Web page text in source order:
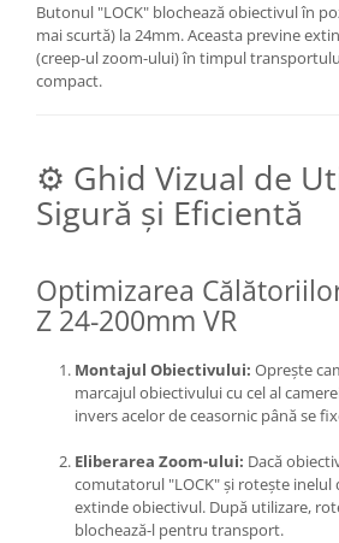
Butonul "LOCK" blochează obiectivul în
mai scurtă) la 24mm. Aceasta previne
(creep-ul zoom-ului) în timpul
compact.
⚙️ Ghid Vizual de
Sigură și Eficientă
Optimizarea
Z 24-200mm VR
Montajul Obiectivului: Oprește
marcajul obiectivului cu cel al
invers acelor de ceasornic până se
Eliberarea Zoom-ului: Dacă
comutatorul "LOCK" și rotește inelul
extinde obiectivul. După utilizare,
blochează-l pentru transport.